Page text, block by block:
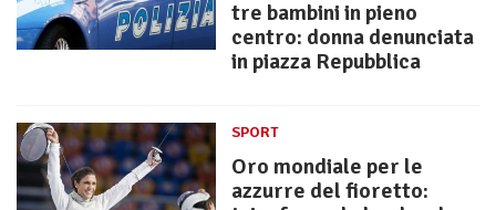
tre bambini in pieno
centro: donna denunciata
in piazza Repubblica
SPORT
Oro mondiale per le
azzurre del fioretto: